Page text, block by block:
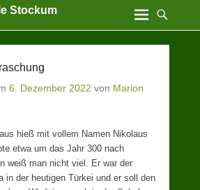
Stockum
6. Dezember 2022 von Marion
hieß mit vollem Namen Nikolaus
etwa um das Jahr 300 nach
weiß man nicht viel. Er war der
in der heutigen Türkei und er soll den